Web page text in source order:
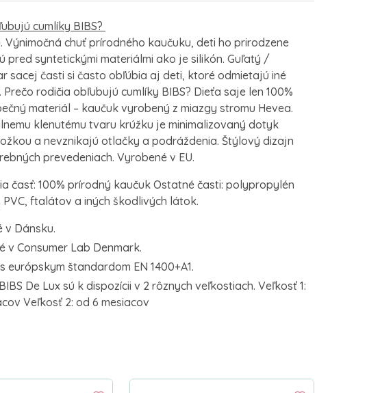
cumlíky BIBS?
Výnimočná chuť prírodného kaučuku, deti ho prirodzene
pred syntetickými materiálmi ako je silikón. Guľatý /
sacej časti si často obľúbia aj deti, ktoré odmietajú iné
rodičia obľubujú cumlíky BIBS? Dieťa saje len 100%
materiál – kaučuk vyrobený z miazgy stromu Hevea.
klenutému tvaru krúžku je minimalizovaný dotyk
a nevznikajú otlačky a podráždenia. Štýlový dizajn
prevedeniach. Vyrobené v EU.
časť: 100% prírodný kaučuk Ostatné časti: polypropylén
PVC, ftalátov a iných škodlivých látok.
v Dánsku.
v Consumer Lab Denmark.
európskym štandardom EN 1400+A1.
De Lux sú k dispozícii v 2 rôznych veľkostiach. Veľkosť 1:
Veľkosť 2: od 6 mesiacov